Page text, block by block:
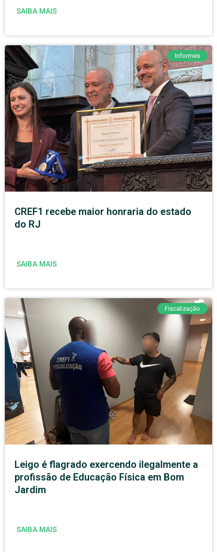
SAIBA MAIS
Informes
CREF1 recebe maior honraria do estado
do RJ
SAIBA MAIS
Fiscalização
Leigo é flagrado exercendo ilegalmente a
profissão de Educação Física em Bom
Jardim
SAIBA MAIS